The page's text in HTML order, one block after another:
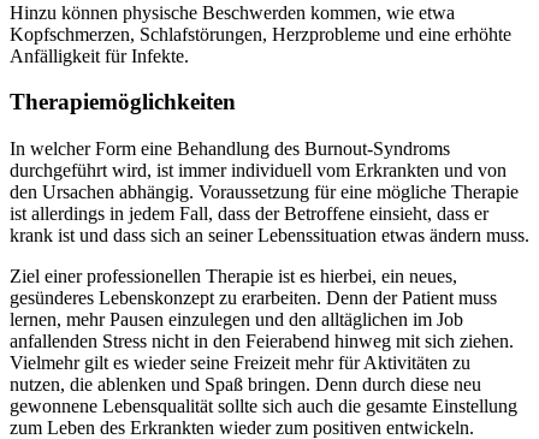
Hinzu können physische Beschwerden kommen, wie etwa
Kopfschmerzen, Schlafstörungen, Herzprobleme und eine erhöhte
Anfälligkeit für Infekte.
Therapiemöglichkeiten
In welcher Form eine Behandlung des Burnout-Syndroms
durchgeführt wird, ist immer individuell vom Erkrankten und von
den Ursachen abhängig. Voraussetzung für eine mögliche Therapie
ist allerdings in jedem Fall, dass der Betroffene einsieht, dass er
krank ist und dass sich an seiner Lebenssituation etwas ändern muss.
Ziel einer professionellen Therapie ist es hierbei, ein neues,
gesünderes Lebenskonzept zu erarbeiten. Denn der Patient muss
lernen, mehr Pausen einzulegen und den alltäglichen im Job
anfallenden Stress nicht in den Feierabend hinweg mit sich ziehen.
Vielmehr gilt es wieder seine Freizeit mehr für Aktivitäten zu
nutzen, die ablenken und Spaß bringen. Denn durch diese neu
gewonnene Lebensqualität sollte sich auch die gesamte Einstellung
zum Leben des Erkrankten wieder zum positiven entwickeln.